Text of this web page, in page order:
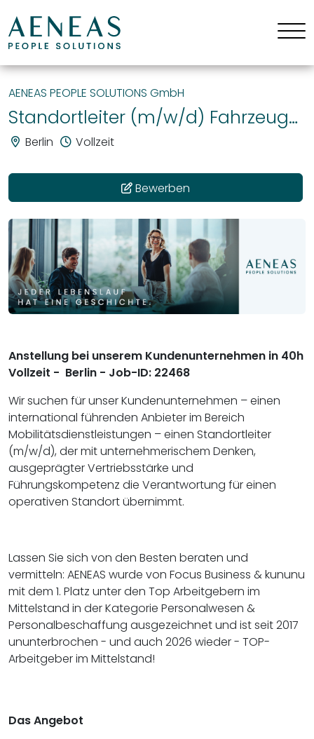
AENEAS PEOPLE SOLUTIONS GmbH
Standortleiter (m/w/d) Fahrzeugvermietung
Berlin Vollzeit
Bewerben
Anstellung bei unserem Kundenunternehmen in 40h
Vollzeit - Berlin - Job-ID: 22468
Wir suchen für unser Kundenunternehmen – einen
international führenden Anbieter im Bereich
Mobilitätsdienstleistungen – einen Standortleiter
(m/w/d), der mit unternehmerischem Denken,
ausgeprägter Vertriebsstärke und
Führungskompetenz die Verantwortung für einen
operativen Standort übernimmt.
Lassen Sie sich von den Besten beraten und
vermitteln: AENEAS wurde von Focus Business & kununu
mit dem 1. Platz unter den Top Arbeitgebern im
Mittelstand in der Kategorie Personalwesen &
Personalbeschaffung ausgezeichnet und ist seit 2017
ununterbrochen - und auch 2026 wieder - TOP-
Arbeitgeber im Mittelstand!
Das Angebot